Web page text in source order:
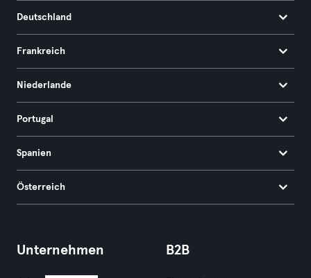
Deutschland
Frankreich
Niederlande
Portugal
Spanien
Österreich
Unternehmen B2B